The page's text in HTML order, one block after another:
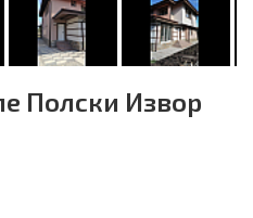
Полски Извор